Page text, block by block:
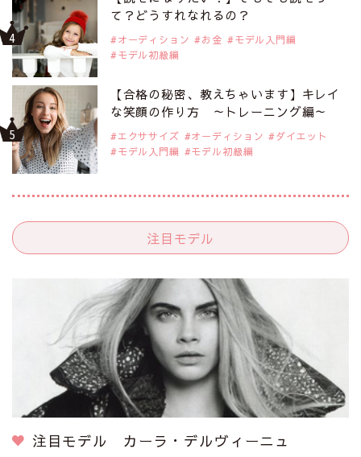
て？どうすれなれるの？
オーディション お金
モデル入門編
モデル初級編
【合格の秘密、教えちゃいます】キレイ
な笑顔の作り方 ～トレーニング編～
エクササイズ オーディション
ダイエット
モデル入門編
モデル初級編
注目モデル
注目モデル カーラ・デルヴィーニュ